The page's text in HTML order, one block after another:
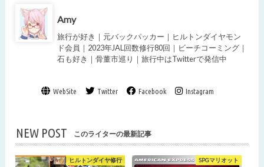
Amy
旅行が好き｜元バックパッカー｜ヒルトンダイヤモン
ド会員｜2023年JAL回数修行80回｜ビーチコーミング｜
石も好き｜骨董市巡り｜旅行中はTwitterで発信中
WebSite Twitter Facebook Instagram
NEW POST このライターの最新記事
ヒルトンダイヤ修行 SPGマリオット